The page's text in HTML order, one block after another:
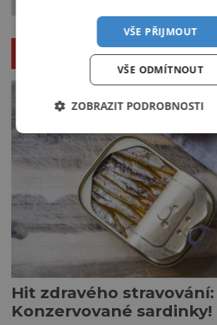
SOUVISEJÍCÍ
Hit zdravého stravování:
Konzervované sardinky!
VŠE PŘIJMOUT
VŠE ODMÍTNOUT
ZOBRAZIT PODROBNOSTI